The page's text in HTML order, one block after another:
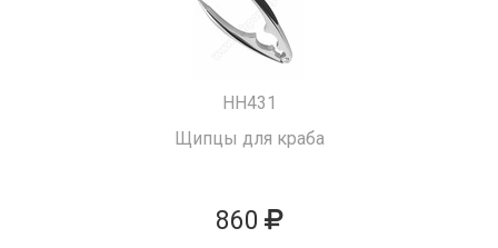
HH431
Щипцы для краба
860